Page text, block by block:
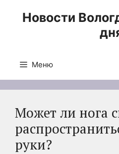
Новости
Меню
Может ли нога
руки?